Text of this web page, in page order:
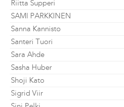
Riitta Supperi
SAMI PARKKINEN
Sanna Kannisto
Santeri Tuori
Sara Ahde
Sasha Huber
Shoji Kato
Sigrid Viir